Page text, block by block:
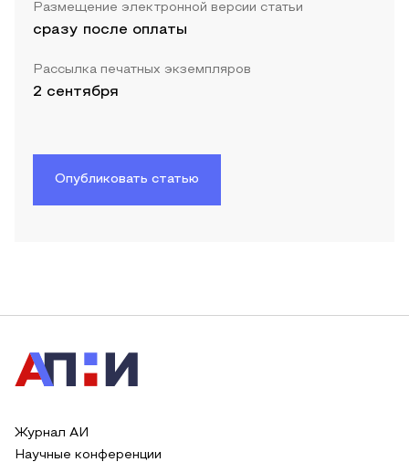
Размещение электронной версии статьи
сразу после оплаты
Рассылка печатных экземпляров
2 сентября
Опубликовать статью
Журнал АИ
Научные конференции